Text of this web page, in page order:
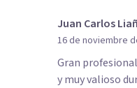
Juan Carlos
16 de noviembre
Gran
y muy valioso